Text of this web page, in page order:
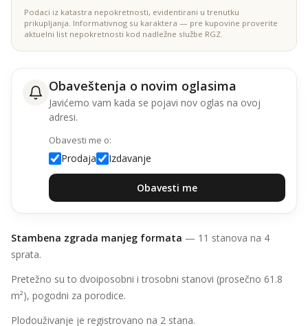
Podaci iz katastra nepokretnosti, evidentirani u trenutku
prikupljanja. Informativnog su karaktera — pre kupovine proverite
aktuelni list nepokretnosti kod nadležne službe RGZ.
Obaveštenja o novim oglasima
Javićemo vam kada se pojavi nov oglas na ovoj
adresi.
Obavesti me o:
Prodaja Izdavanje
Obavesti me
Stambena zgrada manjeg formata — 11 stanova na 4
sprata.
Pretežno su to dvoiposobni i trosobni stanovi (prosečno 61.8
m²), pogodni za porodice.
Plodouživanje je registrovano na 2 stana.